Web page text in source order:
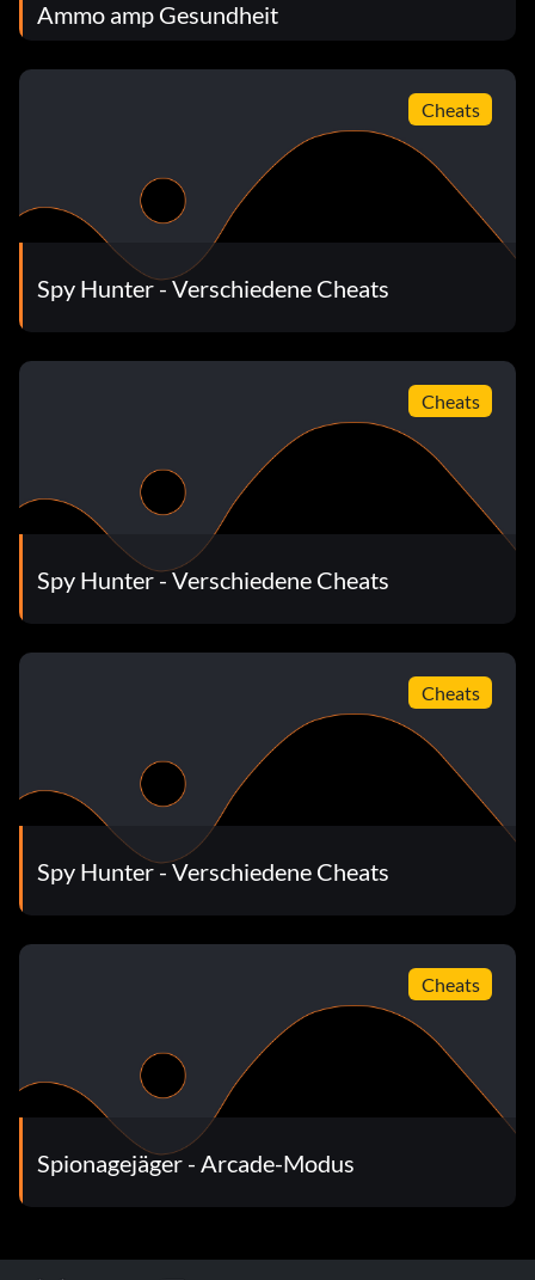
Ammo amp Gesundheit
Cheats
Spy Hunter - Verschiedene Cheats
Cheats
Spy Hunter - Verschiedene Cheats
Cheats
Spy Hunter - Verschiedene Cheats
Cheats
Spionagejäger - Arcade-Modus